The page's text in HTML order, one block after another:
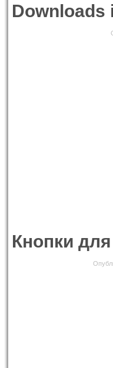
Downloads
Кнопки